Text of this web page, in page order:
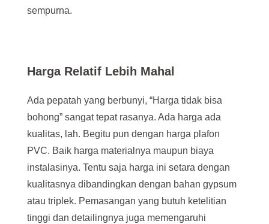
sempurna.
Harga Relatif Lebih Mahal
Ada pepatah yang berbunyi, “Harga tidak bisa
bohong” sangat tepat rasanya. Ada harga ada
kualitas, lah. Begitu pun dengan harga plafon
PVC. Baik harga materialnya maupun biaya
instalasinya. Tentu saja harga ini setara dengan
kualitasnya dibandingkan dengan bahan gypsum
atau triplek. Pemasangan yang butuh ketelitian
tinggi dan detailingnya juga memengaruhi